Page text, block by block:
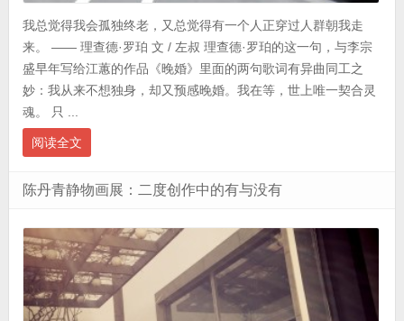
我总觉得我会孤独终老，又总觉得有一个人正穿过人群朝我走
来。 —— 理查德·罗珀 文 / 左叔 理查德·罗珀的这一句，与李宗
盛早年写给江蕙的作品《晚婚》里面的两句歌词有异曲同工之
妙：我从来不想独身，却又预感晚婚。我在等，世上唯一契合灵
魂。 只 ...
阅读全文
陈丹青静物画展：二度创作中的有与没有